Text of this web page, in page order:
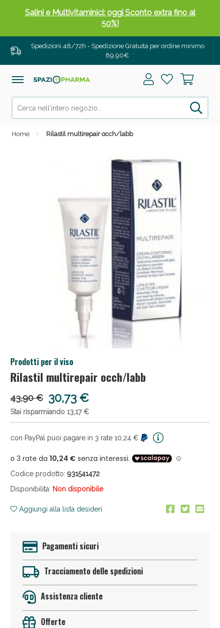
Spedizioni 48/72h - Spedizione Gratuita per ordine minimo
89,90€
Home Rilastil multirepair occh/labb
Prodotti per il viso
Rilastil multirepair occh/labb
43,90 € 30,73 €
Stai risparmiando 13,17 €
con PayPal puoi pagare in 3 rate 10,24 €
Codice prodotto: 931541472
Disponibilità: Non disponibile
Aggiungi alla lista desideri
Pagamenti sicuri
Tracciamento delle spedizioni
Assistenza cliente
Offerte
Salini e Multivitaminici: oggi Sconto extra fino al
50%!
Anticellulite e Fanghi: Sconto fino al 40% valido
oggi!
Anticellulite e Fanghi: Sconto fino al 40% valido